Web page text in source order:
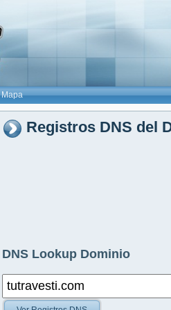
Mapa
Registros DNS del
DNS Lookup Dominio